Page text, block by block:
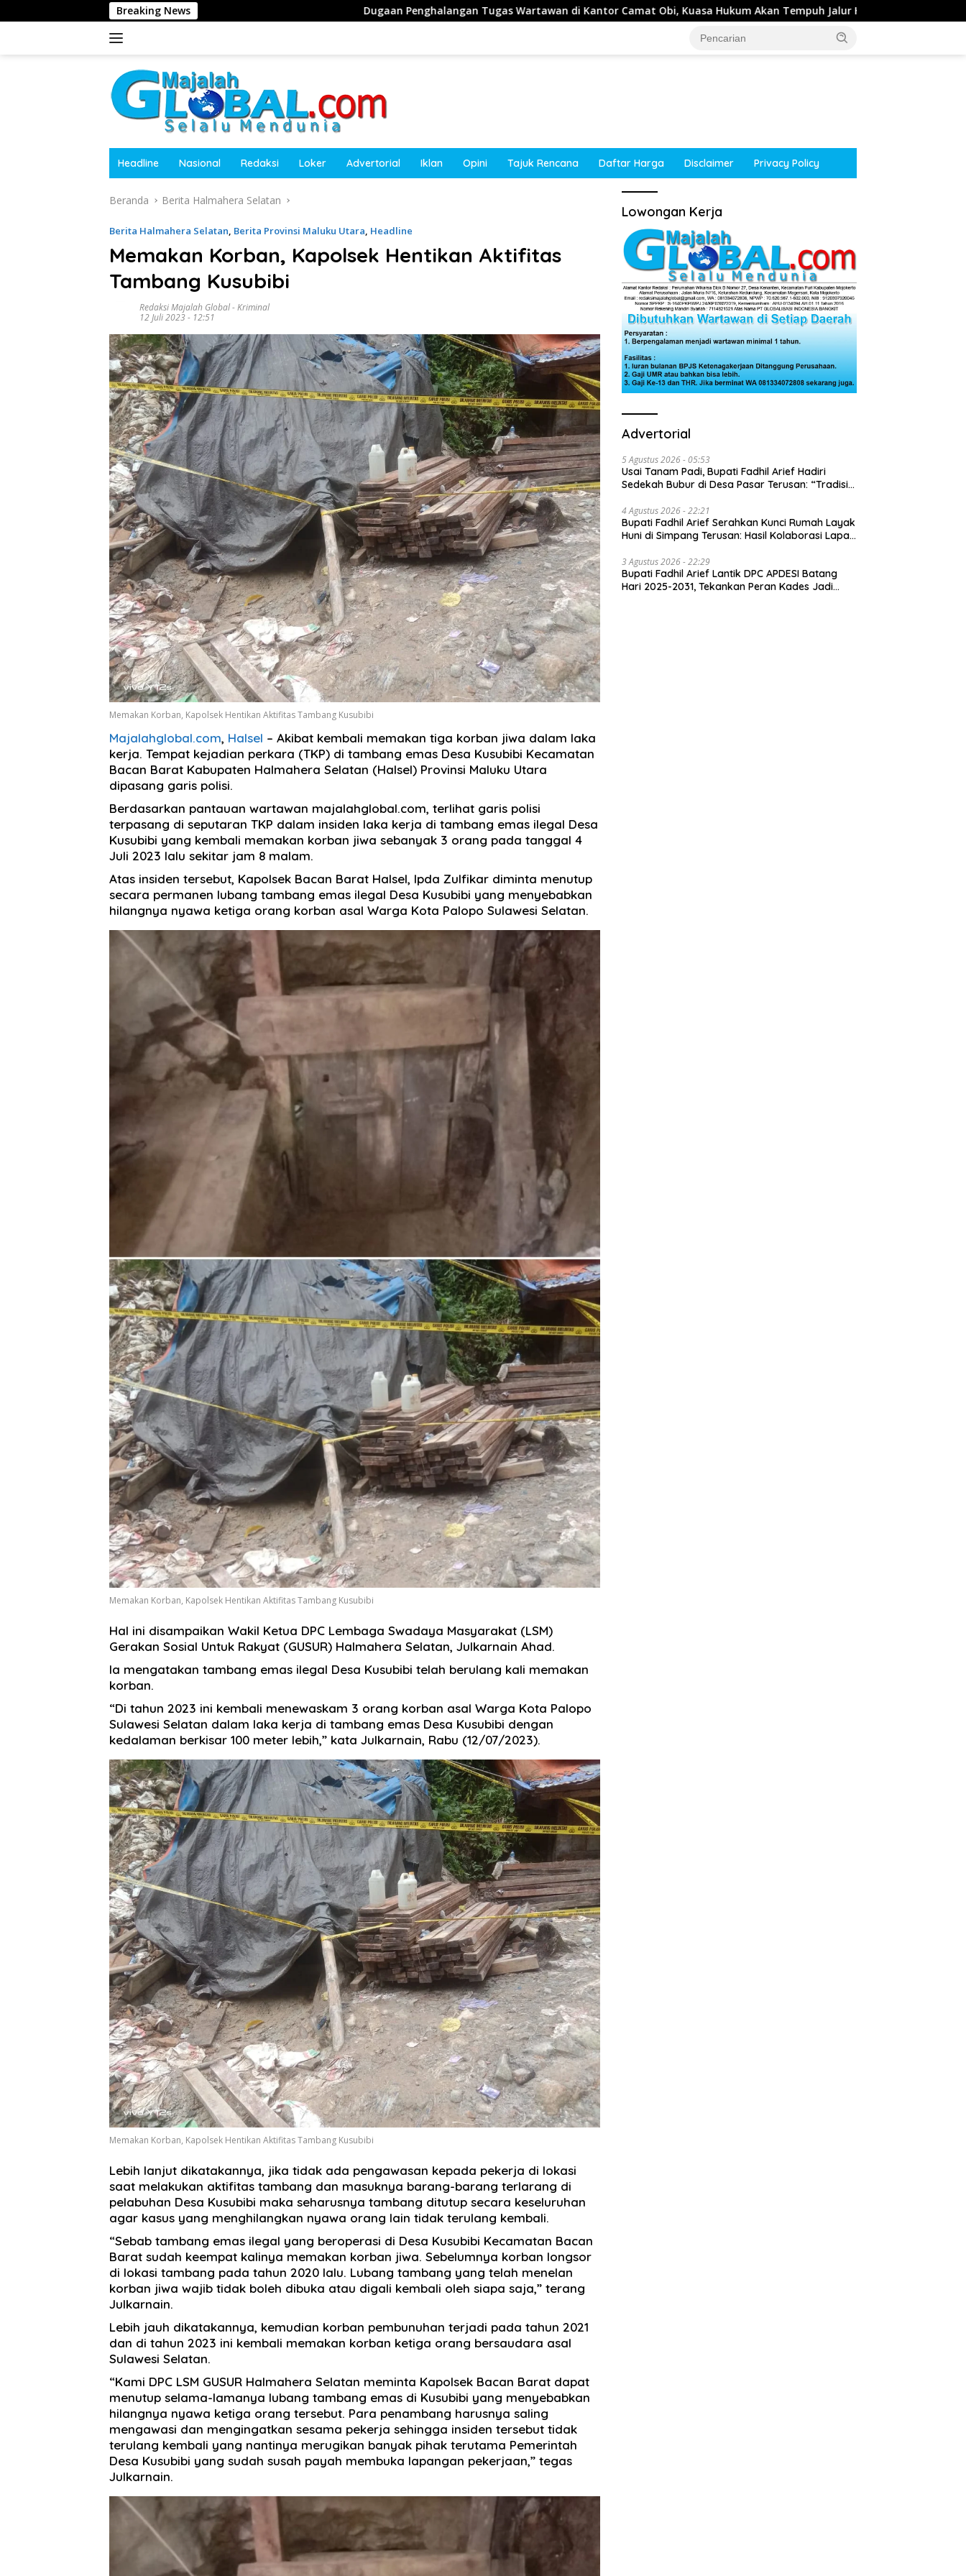
ke
Breaking News Dugaan Penghalangan Tugas Wartawan di Kantor Camat Obi, Kuasa Hukum Akan Tempuh Jalur Hukum Kepala Desa Tempuran, Sooko,
Headline Nasional Redaksi Loker Advertorial Iklan Opini Tajuk Rencana Daftar Harga Disclaimer Privacy Policy
Beranda Berita Halmahera Selatan
Berita Halmahera Selatan, Berita Provinsi Maluku Utara, Headline
Memakan Korban, Kapolsek Hentikan Aktifitas
Tambang Kusubibi
Redaksi Majalah Global-Kriminal
12 Juli 2023 - 12:51
Memakan Korban, Kapolsek Hentikan Aktifitas Tambang Kusubibi
Majalahglobal.com, Halsel – Akibat kembali memakan tiga korban jiwa dalam laka
kerja. Tempat kejadian perkara (TKP) di tambang emas Desa Kusubibi Kecamatan
Bacan Barat Kabupaten Halmahera Selatan (Halsel) Provinsi Maluku Utara
dipasang garis polisi.
Berdasarkan pantauan wartawan majalahglobal.com, terlihat garis polisi
terpasang di seputaran TKP dalam insiden laka kerja di tambang emas ilegal Desa
Kusubibi yang kembali memakan korban jiwa sebanyak 3 orang pada tanggal 4
Juli 2023 lalu sekitar jam 8 malam.
Atas insiden tersebut, Kapolsek Bacan Barat Halsel, Ipda Zulfikar diminta menutup
secara permanen lubang tambang emas ilegal Desa Kusubibi yang menyebabkan
hilangnya nyawa ketiga orang korban asal Warga Kota Palopo Sulawesi Selatan.
Memakan Korban, Kapolsek Hentikan Aktifitas Tambang Kusubibi
Hal ini disampaikan Wakil Ketua DPC Lembaga Swadaya Masyarakat (LSM)
Gerakan Sosial Untuk Rakyat (GUSUR) Halmahera Selatan, Julkarnain Ahad.
Ia mengatakan tambang emas ilegal Desa Kusubibi telah berulang kali memakan
korban.
“Di tahun 2023 ini kembali menewaskam 3 orang korban asal Warga Kota Palopo
Sulawesi Selatan dalam laka kerja di tambang emas Desa Kusubibi dengan
kedalaman berkisar 100 meter lebih,” kata Julkarnain, Rabu (12/07/2023).
Memakan Korban, Kapolsek Hentikan Aktifitas Tambang Kusubibi
Lebih lanjut dikatakannya, jika tidak ada pengawasan kepada pekerja di lokasi
saat melakukan aktifitas tambang dan masuknya barang-barang terlarang di
pelabuhan Desa Kusubibi maka seharusnya tambang ditutup secara keseluruhan
agar kasus yang menghilangkan nyawa orang lain tidak terulang kembali.
“Sebab tambang emas ilegal yang beroperasi di Desa Kusubibi Kecamatan Bacan
Barat sudah keempat kalinya memakan korban jiwa. Sebelumnya korban longsor
di lokasi tambang pada tahun 2020 lalu. Lubang tambang yang telah menelan
korban jiwa wajib tidak boleh dibuka atau digali kembali oleh siapa saja,” terang
Julkarnain.
Lebih jauh dikatakannya, kemudian korban pembunuhan terjadi pada tahun 2021
dan di tahun 2023 ini kembali memakan korban ketiga orang bersaudara asal
Sulawesi Selatan.
“Kami DPC LSM GUSUR Halmahera Selatan meminta Kapolsek Bacan Barat dapat
menutup selama-lamanya lubang tambang emas di Kusubibi yang menyebabkan
hilangnya nyawa ketiga orang tersebut. Para penambang harusnya saling
mengawasi dan mengingatkan sesama pekerja sehingga insiden tersebut tidak
terulang kembali yang nantinya merugikan banyak pihak terutama Pemerintah
Desa Kusubibi yang sudah susah payah membuka lapangan pekerjaan,” tegas
Julkarnain.
Lowongan Kerja
Advertorial
5 Agustus 2026 - 05:53
Usai Tanam Padi, Bupati Fadhil Arief Hadiri
Sedekah Bubur di Desa Pasar Terusan: “Tradisi
4 Agustus 2026 - 22:21
Bupati Fadhil Arief Serahkan Kunci Rumah Layak
Huni di Simpang Terusan: Hasil Kolaborasi Lapas
3 Agustus 2026 - 22:29
Bupati Fadhil Arief Lantik DPC APDESI Batang
Hari 2025-2031, Tekankan Peran Kades Jadi